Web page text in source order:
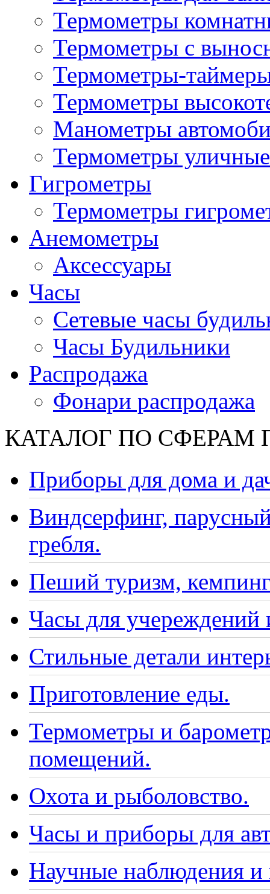
Термометры
Термометры с
Термометры-
Термометры
Манометры
Термометры уличные
Гигрометры
Термометры
Анемометры
Аксессуары
Часы
Сетевые часы
Часы Будильники
Распродажа
Фонари распродажа
КАТАЛОГ ПО СФЕРАМ
Приборы для дома и
Виндсерфинг,
гребля.
Пеший туризм,
Часы для учереждений
Стильные детали
Приготовление еды.
Термометры и
помещений.
Охота и рыболовство.
Часы и приборы для
Научные наблюдения и